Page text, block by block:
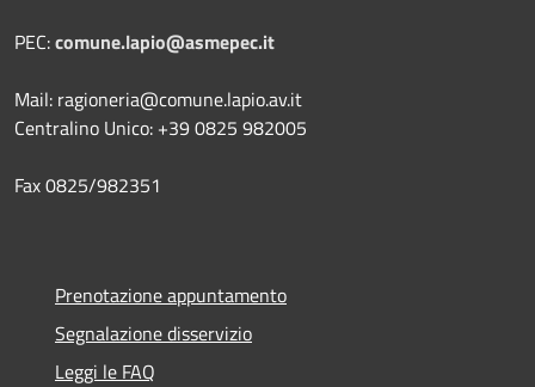
PEC:comune.lapio@asmepec.it
Mail: ragioneria@comune.lapio.av.it
Centralino Unico: +39 0825 982005
Fax 0825/982351
Prenotazione appuntamento
Segnalazione disservizio
Leggi le FAQ